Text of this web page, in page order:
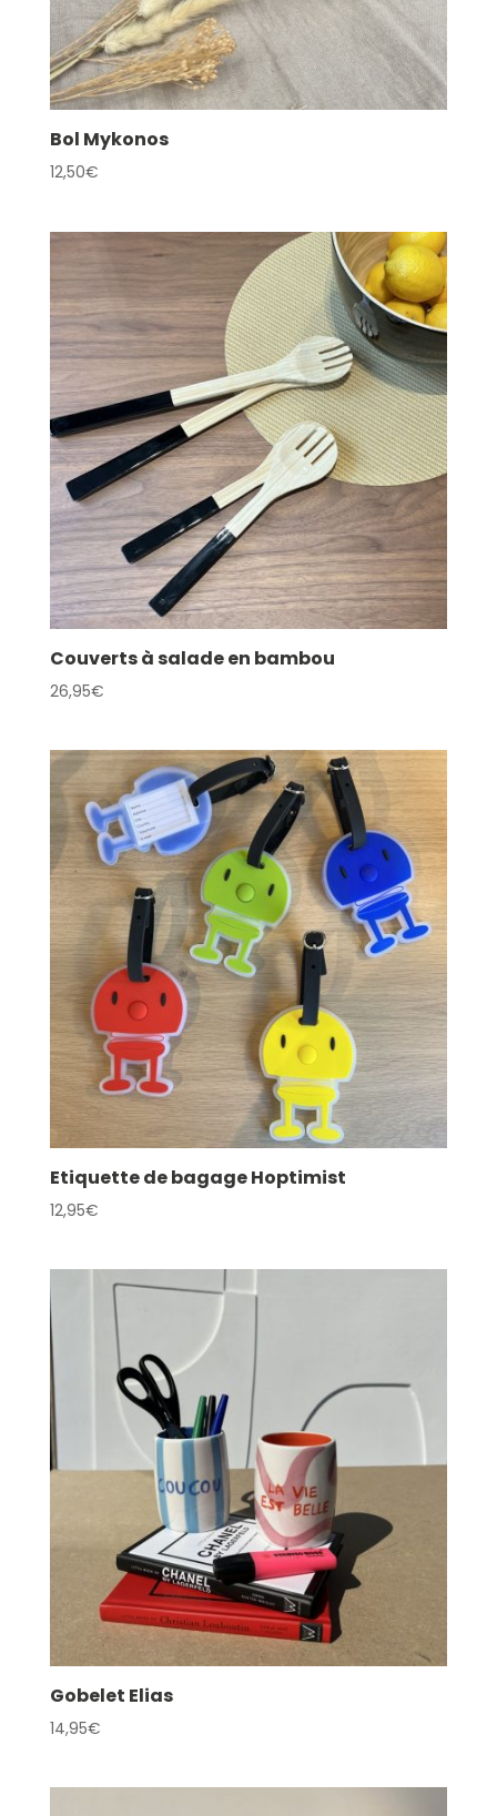
Bol Mykonos
12,50€
Couverts à salade en bambou
26,95€
Etiquette de bagage Hoptimist
12,95€
Gobelet Elias
14,95€